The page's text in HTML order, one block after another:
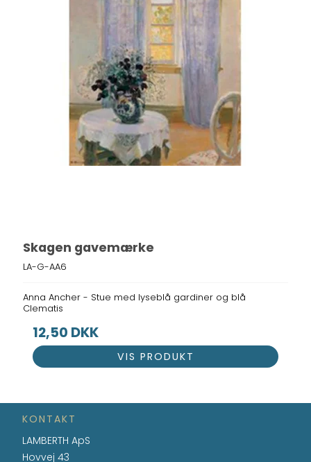
Skagen gavemærke
LA-G-AA6
Anna Ancher - Stue med lyseblå gardiner og blå
Clematis
12,50 DKK
VIS PRODUKT
KONTAKT
LAMBERTH ApS
Hovvej 43